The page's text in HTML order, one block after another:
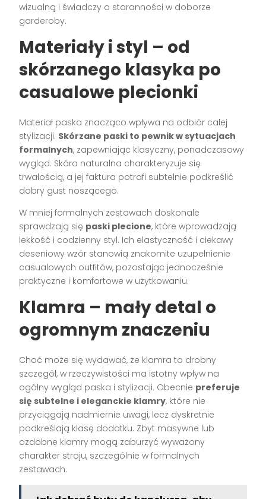
wizualną i świadczy o staranności w doborze
garderoby.
Materiały i styl – od
skórzanego klasyka po
casualowe plecionki
Materiał paska znacząco wpływa na odbiór całej
stylizacji. Skórzane paski to pewnik w sytuacjach
formalnych, zapewniając klasyczny, ponadczasowy
wygląd. Skóra naturalna charakteryzuje się
trwałością, a jej faktura potrafi subtelnie podkreślić
dobry gust noszącego.
W mniej formalnych zestawach doskonale
sprawdzają się paski plecione, które wprowadzają
lekkość i codzienny styl. Ich elastyczność i ciekawy
deseniowy wzór stanowią znakomite uzupełnienie
casualowych outfitów, pozostając jednocześnie
praktyczne i komfortowe w użytkowaniu.
Klamra – mały detal o
ogromnym znaczeniu
Choć może się wydawać, że klamra to drobny
szczegół, w rzeczywistości ma istotny wpływ na
ogólny wygląd paska i stylizacji. Obecnie preferuje
się subtelne i eleganckie klamry, które nie
przyciągają nadmiernie uwagi, lecz dyskretnie
podkreślają klasę dodatku. Zbyt masywne lub
ozdobne klamry mogą zaburzyć wyważony
charakter stroju, szczególnie w formalnych
zestawach.